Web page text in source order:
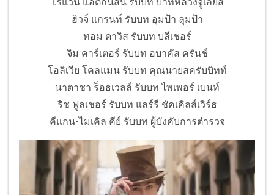
ฮิวจ์ แกรนท์ รับบท อุมป้า ลุมป้า
ทอม ดาวิส รับบท บลีเชอร์
จิม คาร์เตอร์ รับบท อบาคัส ครันช์
โอลิเวีย โคลแมน รับบท คุณนายสครับบิทท์
นาตาชา ร็อธเวลล์ รับบท ไพเพอร์ เบนท์
ริช ฟูลเชอร์ รับบท แลร์รี ชัคเคิลส์เวิร์ธ
คีแกน-ไมเคิล คีย์ รับบท ผู้บังคับการตำรวจ